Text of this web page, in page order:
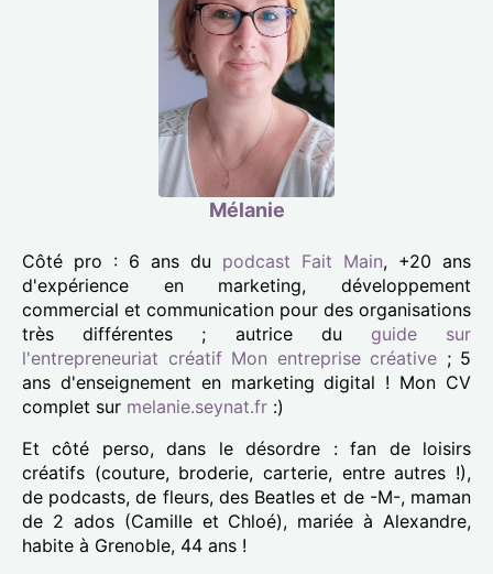
Mélanie
Côté pro : 6 ans du podcast Fait Main, +20 ans
d'expérience en marketing, développement
commercial et communication pour des organisations
très différentes ; autrice du guide sur
l'entrepreneuriat créatif Mon entreprise créative ; 5
ans d'enseignement en marketing digital ! Mon CV
complet sur melanie.seynat.fr :)
Et côté perso, dans le désordre : fan de loisirs
créatifs (couture, broderie, carterie, entre autres !),
de podcasts, de fleurs, des Beatles et de -M-, maman
de 2 ados (Camille et Chloé), mariée à Alexandre,
habite à Grenoble, 44 ans !